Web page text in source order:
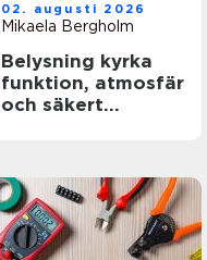
02. augusti 2026
Mikaela Bergholm
Belysning kyrka
funktion, atmosfär
och säkert